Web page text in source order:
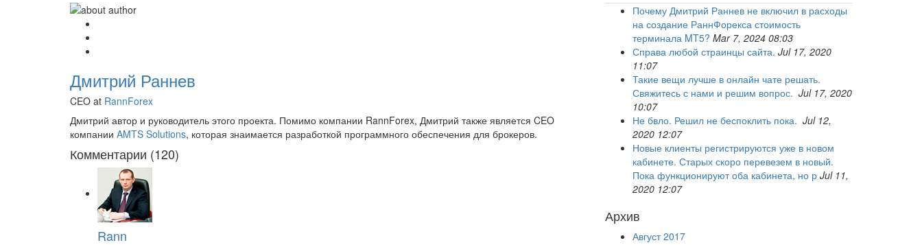
Дмитрий Раннев
CEO at RannForex
Дмитрий автор и руководитель этого проекта. Помимо компании RannForex, Дмитрий также является CEO
компании AMTS Solutions, которая знаимается разработкой программного обеспечения для брокеров.
Комментарии (120)
Rann
Почему Дмитрий Раннев не включил в расходы
на создание РаннФорекса стоимость
терминала MT5? Mar 7, 2024 08:03
Справа любой страинцы сайта. Jul 17, 2020
11:07
Такие вещи лучше в онлайн чате решать.
Свяжитесь с нами и решим вопрос. Jul 17, 2020
10:07
Не бвло. Решил не беспоклить пока. Jul 12,
2020 12:07
Новые клиенты регистрируются уже в новом
кабинете. Старых скоро перевезем в новый.
Пока функционируют оба кабинета, но р Jul 11,
2020 12:07
Архив
Август 2017